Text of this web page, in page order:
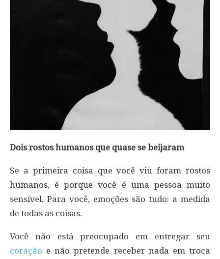
Dois rostos humanos que quase se beijaram
Se a primeira coisa que você viu foram rostos
humanos, é porque você é uma pessoa muito
sensível. Para você, emoções são tudo: a medida
de todas as coisas.
Você não está preocupado em entregar seu
coração e não pretende receber nada em troca